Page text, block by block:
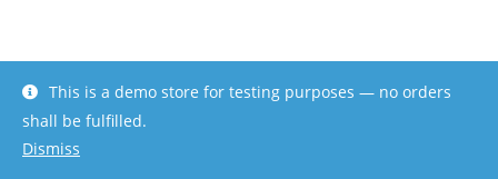
This is a demo store for testing purposes — no orders
shall be fulfilled.
Dismiss